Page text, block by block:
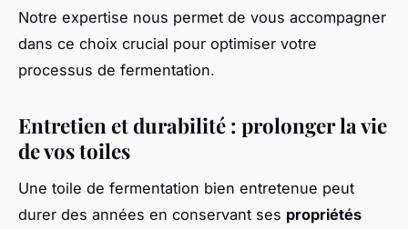
Notre expertise nous permet de vous accompagner
dans ce choix crucial pour optimiser votre
processus de fermentation.
Entretien et durabilité : prolonger la vie
de vos toiles
Une toile de fermentation bien entretenue peut
durer des années en conservant ses propriétés